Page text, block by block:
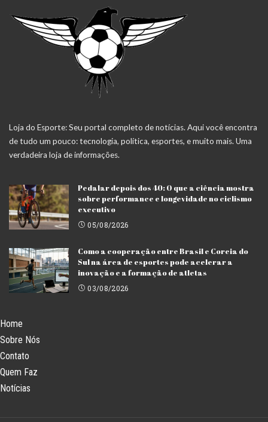
Loja do Esporte: Seu portal completo de notícias. Aqui você encontra
de tudo um pouco: tecnologia, política, esportes, e muito mais. Uma
verdadeira loja de informações.
Pedalar depois dos 40: O que a ciência mostra
sobre performance e longevidade no ciclismo
executivo
05/08/2026
Como a cooperação entre Brasil e Coreia do
Sul na área de esportes pode acelerar a
inovação e a formação de atletas
03/08/2026
Home
Sobre Nós
Contato
Quem Faz
Notícias